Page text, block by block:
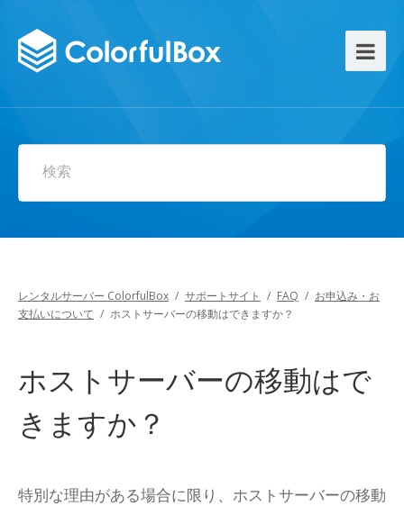
検索
レンタルサーバー ColorfulBox / サポートサイト / FAQ / お申込み・お
支払いについて / ホストサーバーの移動はできますか？
ホストサーバーの移動はで
きますか？
特別な理由がある場合に限り、ホストサーバーの移動